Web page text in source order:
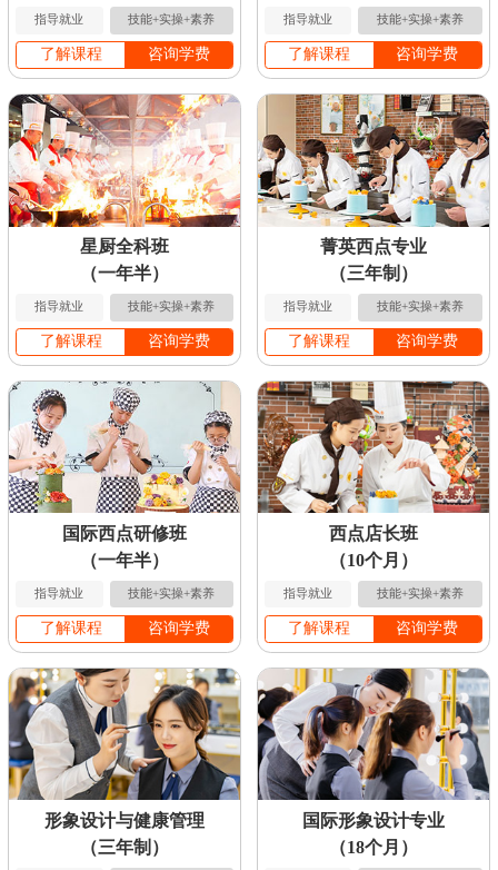
指导就业 技能+实操+素养
了解课程 咨询学费
指导就业 技能+实操+素养
了解课程 咨询学费
星厨全科班
（一年半）
指导就业 技能+实操+素养
了解课程 咨询学费
菁英西点专业
（三年制）
指导就业 技能+实操+素养
了解课程 咨询学费
国际西点研修班
（一年半）
指导就业 技能+实操+素养
了解课程 咨询学费
西点店长班
（10个月）
指导就业 技能+实操+素养
了解课程 咨询学费
形象设计与健康管理
（三年制）
国际形象设计专业
（18个月）